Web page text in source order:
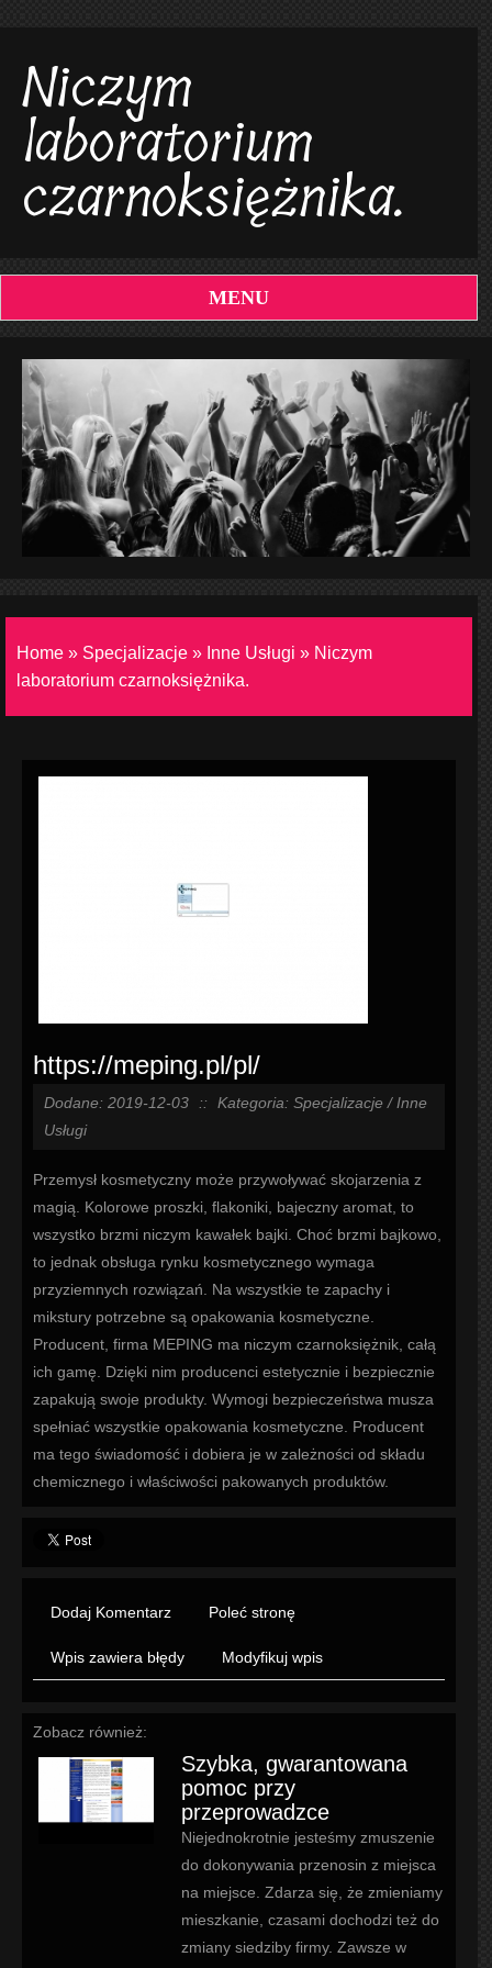
Niczym
laboratorium
czarnoksiężnika.
MENU
Home » Specjalizacje » Inne Usługi » Niczym
laboratorium czarnoksiężnika.
https://meping.pl/pl/
Dodane: 2019-12-03 ::
Kategoria: Specjalizacje / Inne
Usługi
Przemysł kosmetyczny może przywoływać skojarzenia z
magią. Kolorowe proszki, flakoniki, bajeczny aromat, to
wszystko brzmi niczym kawałek bajki. Choć brzmi bajkowo,
to jednak obsługa rynku kosmetycznego wymaga
przyziemnych rozwiązań. Na wszystkie te zapachy i
mikstury potrzebne są opakowania kosmetyczne.
Producent, firma MEPING ma niczym czarnoksiężnik, całą
ich gamę. Dzięki nim producenci estetycznie i bezpiecznie
zapakują swoje produkty. Wymogi bezpieczeństwa musza
spełniać wszystkie opakowania kosmetyczne. Producent
ma tego świadomość i dobiera je w zależności od składu
chemicznego i właściwości pakowanych produktów.
Dodaj Komentarz Poleć stronę
Wpis zawiera błędy Modyfikuj wpis
Zobacz również:
Szybka, gwarantowana
pomoc przy
przeprowadzce
Niejednokrotnie jesteśmy zmuszenie
do dokonywania przenosin z miejsca
na miejsce. Zdarza się, że zmieniamy
mieszkanie, czasami dochodzi też do
zmiany siedziby firmy. Zawsze w